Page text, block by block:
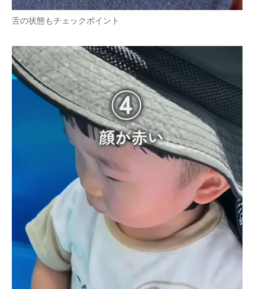
舌の状態もチェックポイント